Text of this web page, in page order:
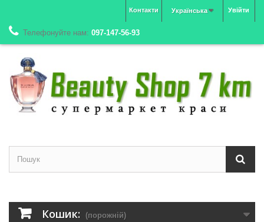
Увійти
Українська
Контакти
Телефонуйте нам: 097-147-56-93
Кошик: (порожній)